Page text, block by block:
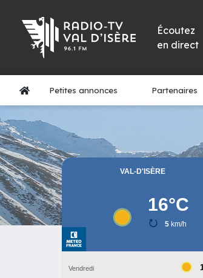
Écoutez
en direct
Petites annonces Partenaires